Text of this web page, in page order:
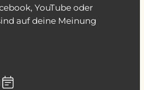
YouTube oder
auf deine Meinung